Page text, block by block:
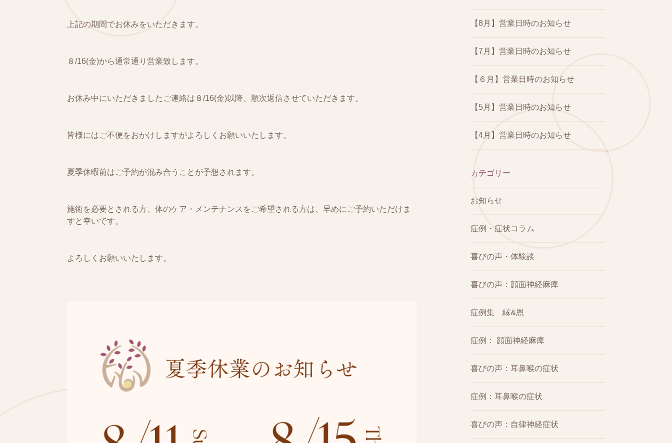
上記の期間でお休みをいただきます。
８/16(金)から通常通り営業致します。
お休み中にいただきましたご連絡は８/16(金)以降、順次返信させていただきます。
皆様にはご不便をおかけしますがよろしくお願いいたします。
夏季休暇前はご予約が混み合うことが予想されます。
施術を必要とされる方、体のケア・メンテナンスをご希望される方は、早めにご予約いただけま
すと幸いです。
よろしくお願いいたします。
【8月】営業日時のお知らせ
【7月】営業日時のお知らせ
【６月】営業日時のお知らせ
【5月】営業日時のお知らせ
【4月】営業日時のお知らせ
カテゴリー
お知らせ
症例・症状コラム
喜びの声・体験談
喜びの声：顔面神経麻痺
症例集 縁&恩
症例： 顔面神経麻痺
喜びの声：耳鼻喉の症状
症例：耳鼻喉の症状
喜びの声：自律神経症状